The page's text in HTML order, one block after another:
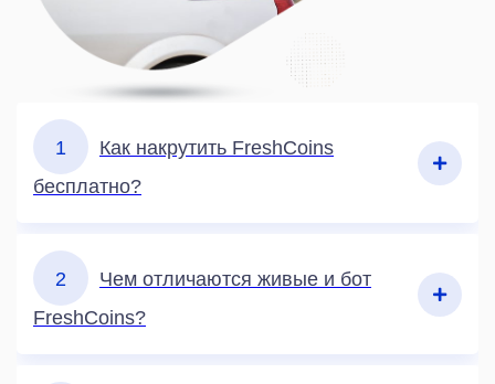
1
Как накрутить FreshCoins
бесплатно?
2
Чем отличаются живые и бот
FreshCoins?